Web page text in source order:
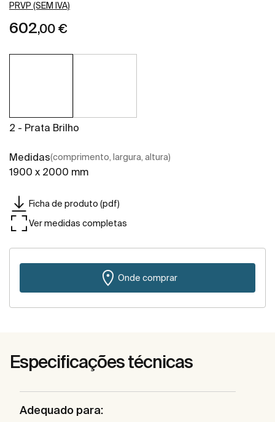
PRVP (SEM IVA)
602,00 €
2 - Prata Brilho
Medidas(comprimento, largura, altura)
1900 x 2000 mm
Ficha de produto (pdf)
Ver medidas completas
Onde comprar
Especificações técnicas
Adequado para: